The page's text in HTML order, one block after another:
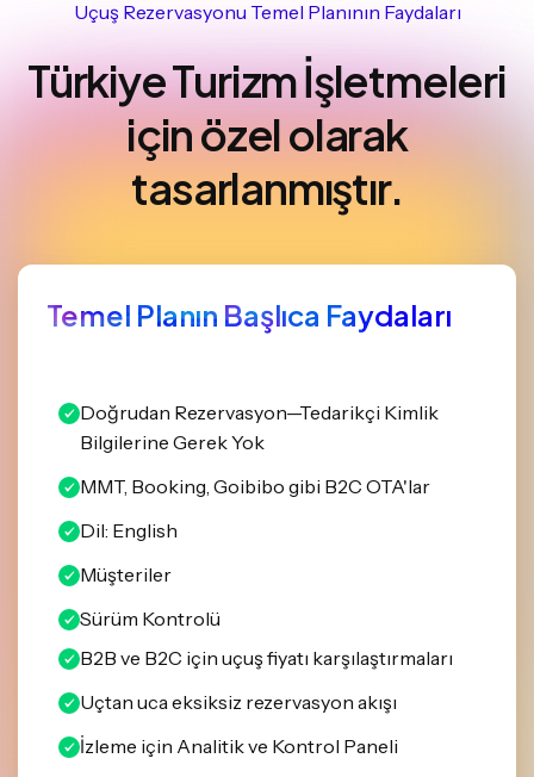
Uçuş Rezervasyonu Temel Planının Faydaları
Türkiye Turizm İşletmeleri
için özel olarak
tasarlanmıştır.
Temel Planın Başlıca Faydaları
Doğrudan Rezervasyon—Tedarikçi Kimlik
Bilgilerine Gerek Yok
MMT, Booking, Goibibo gibi B2C OTA'lar
Dil: English
Müşteriler
Sürüm Kontrolü
B2B ve B2C için uçuş fiyatı karşılaştırmaları
Uçtan uca eksiksiz rezervasyon akışı
İzleme için Analitik ve Kontrol Paneli